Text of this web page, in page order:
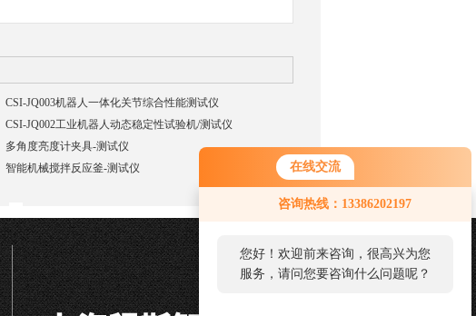
在线交流
咨询热线：13386202197
您好！欢迎前来咨询，很高兴为您
服务，请问您要咨询什么问题呢？
CSI-JQ003机器人一体化关节综合性能测试仪
CSI-JQ002工业机器人动态稳定性试验机/测试仪
多角度亮度计夹具-测试仪
智能机械搅拌反应釜-测试仪